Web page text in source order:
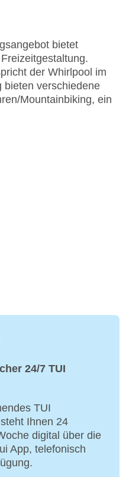
bietet
der Whirlpool im
bieten verschiedene
Mountainbiking, ein
24/7 TUI
TUI
Ihnen 24
digital über die
App, telefonisch